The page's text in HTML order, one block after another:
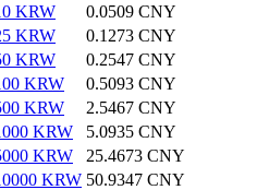
KRW
0.0509 CNY
KRW
0.1273 CNY
KRW
0.2547 CNY
KRW
0.5093 CNY
KRW
2.5467 CNY
KRW
5.0935 CNY
KRW
25.4673 CNY
KRW 50.9347 CNY